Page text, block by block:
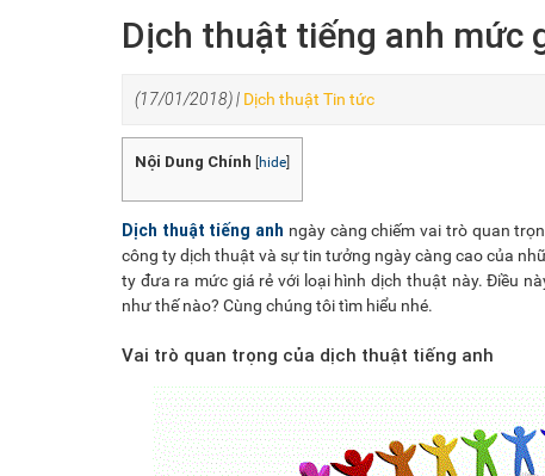
Dịch thuật tiếng anh mức
(17/01/2018) | Dịch thuật Tin tức
Nội Dung Chính hide
Dịch thuật tiếng anh ngày càng chiếm vai trò quan
công ty dịch thuật và sự tin tưởng ngày càng cao của
ty đưa ra mức giá rẻ với loại hình dịch thuật này. Điều
như thế nào? Cùng chúng tôi tìm hiểu nhé.
Vai trò quan trọng của dịch thuật tiếng anh